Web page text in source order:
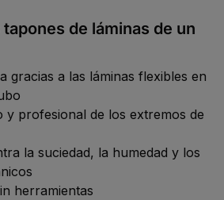
de láminas de un
gracias a las láminas flexibles en
y profesional de los extremos de
la suciedad, la humedad y los
herramientas